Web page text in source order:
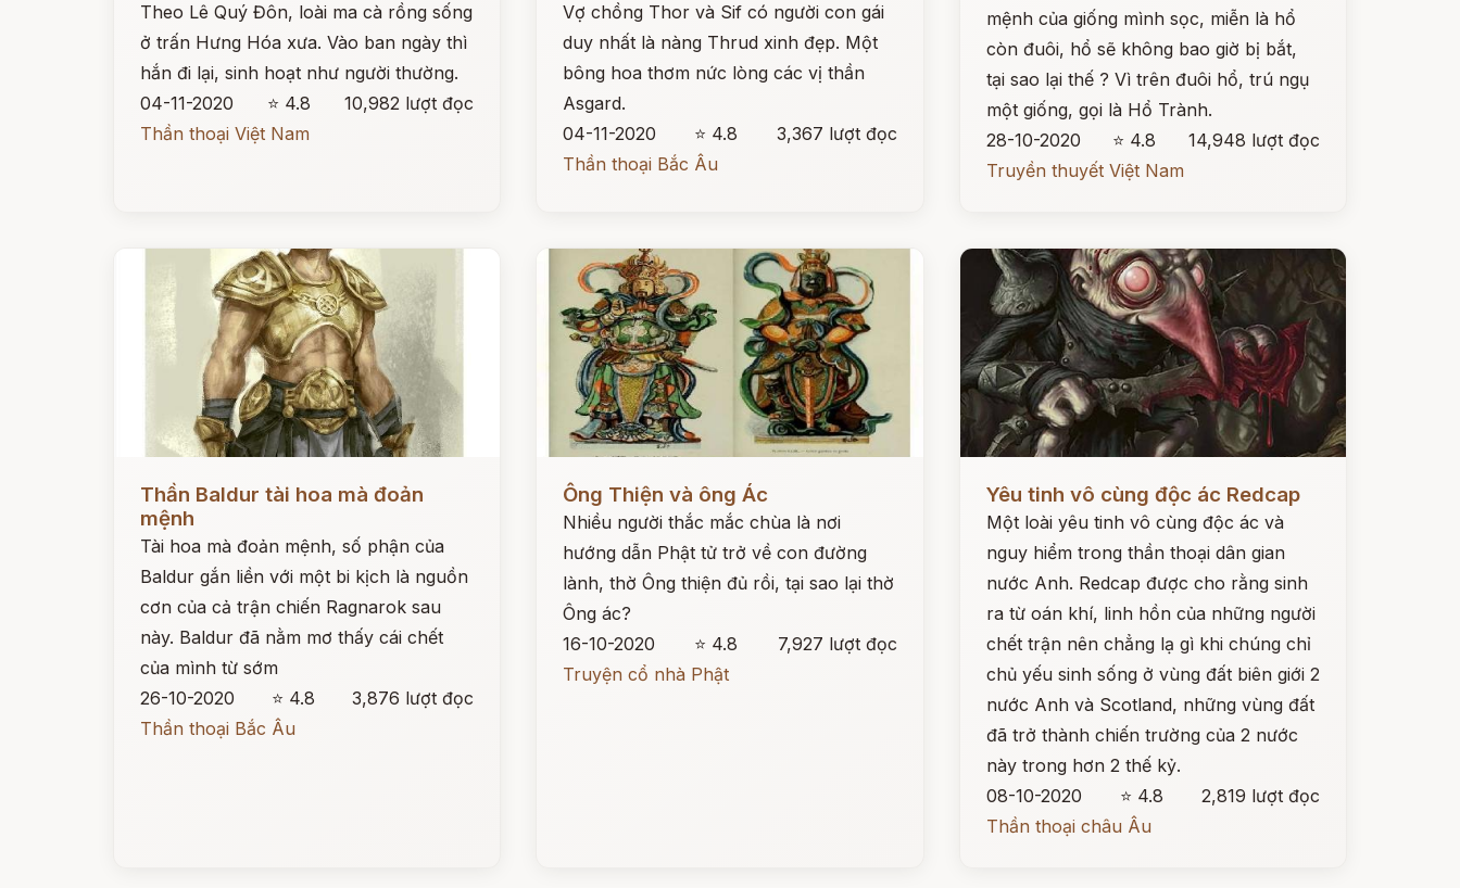
Theo Lê Quý Đôn, loài ma cà rồng sống
ở trấn Hưng Hóa xưa. Vào ban ngày thì
hắn đi lại, sinh hoạt như người thường.
04-11-2020
⭐ 4.8
10,982 lượt đọc
Thần thoại Việt Nam
Vợ chồng Thor và Sif có người con gái
duy nhất là nàng Thrud xinh đẹp. Một
bông hoa thơm nức lòng các vị thần
Asgard.
04-11-2020
⭐ 4.8
3,367 lượt đọc
Thần thoại Bắc Âu
mệnh của giống mình sọc, miễn là hổ
còn đuôi, hổ sẽ không bao giờ bị bắt,
tại sao lại thế ? Vì trên đuôi hổ, trú ngụ
một giống, gọi là Hổ Trành.
28-10-2020
⭐ 4.8
14,948 lượt đọc
Truyền thuyết Việt Nam
Đọc ngay
Thần Baldur tài hoa mà đoản
mệnh
Tài hoa mà đoản mệnh, số phận của
Baldur gắn liền với một bi kịch là nguồn
cơn của cả trận chiến Ragnarok sau
này. Baldur đã nằm mơ thấy cái chết
của mình từ sớm
26-10-2020
⭐ 4.8
3,876 lượt đọc
Thần thoại Bắc Âu
Đọc ngay
Ông Thiện và ông Ác
Nhiều người thắc mắc chùa là nơi
hướng dẫn Phật tử trở về con đường
lành, thờ Ông thiện đủ rồi, tại sao lại thờ
Ông ác?
16-10-2020
⭐ 4.8
7,927 lượt đọc
Truyện cổ nhà Phật
Yêu tinh vô cùng độc ác Redcap
Một loài yêu tinh vô cùng độc ác và
nguy hiểm trong thần thoại dân gian
nước Anh. Redcap được cho rằng sinh
ra từ oán khí, linh hồn của những người
chết trận nên chẳng lạ gì khi chúng chỉ
chủ yếu sinh sống ở vùng đất biên giới 2
nước Anh và Scotland, những vùng đất
đã trở thành chiến trường của 2 nước
này trong hơn 2 thế kỷ.
08-10-2020
⭐ 4.8
2,819 lượt đọc
Thần thoại châu Âu